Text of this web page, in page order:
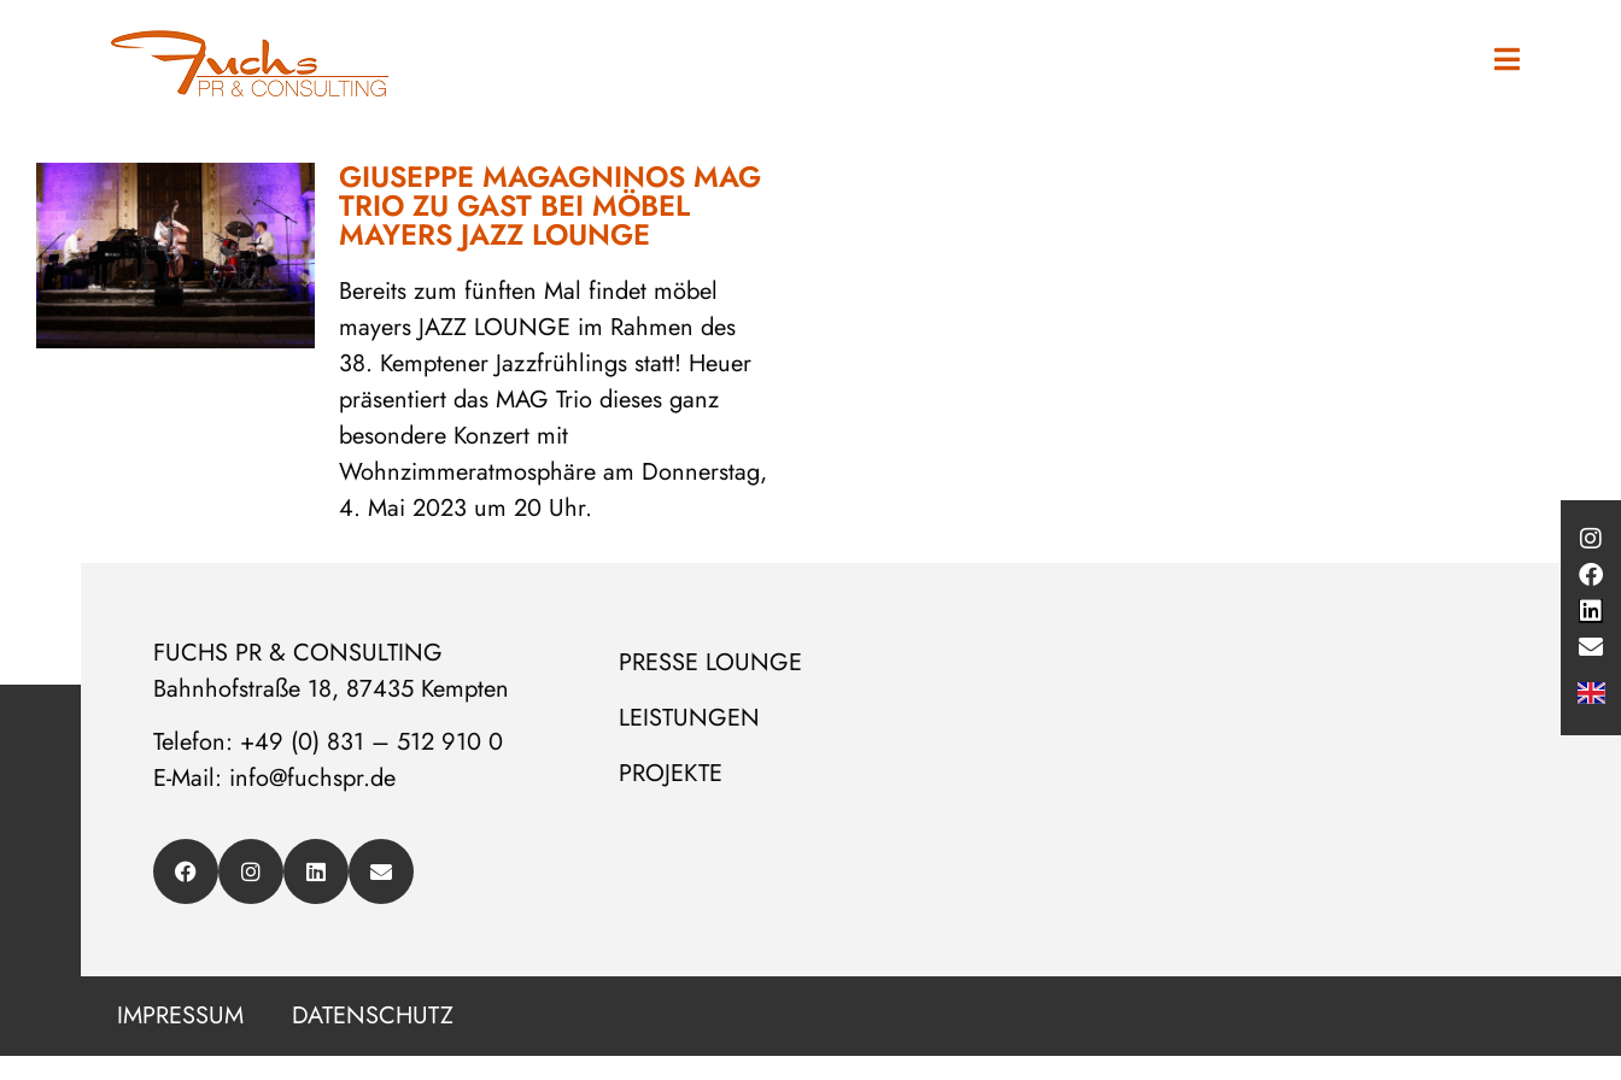
GIUSEPPE MAGAGNINOS MAG
TRIO ZU GAST BEI MÖBEL
MAYERS JAZZ LOUNGE
Bereits zum fünften Mal findet möbel
mayers JAZZ LOUNGE im Rahmen des
38. Kemptener Jazzfrühlings statt! Heuer
präsentiert das MAG Trio dieses ganz
besondere Konzert mit
Wohnzimmeratmosphäre am Donnerstag,
4. Mai 2023 um 20 Uhr.
FUCHS PR & CONSULTING
Bahnhofstraße 18, 87435 Kempten
Telefon: +49 (0) 831 – 512 910 0
E-Mail: info@fuchspr.de
PRESSE LOUNGE
LEISTUNGEN
PROJEKTE
IMPRESSUM DATENSCHUTZ